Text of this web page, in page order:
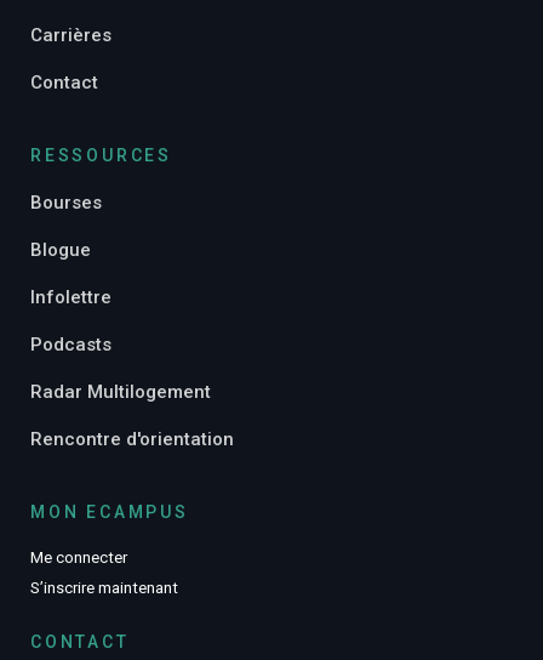
Carrières
Contact
RESSOURCES
Bourses
Blogue
Infolettre
Podcasts
Radar Multilogement
Rencontre d'orientation
MON ECAMPUS
Me connecter
S’inscrire maintenant
CONTACT